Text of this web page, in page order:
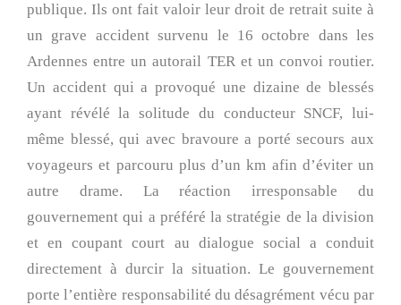
publique. Ils ont fait valoir leur droit de retrait suite à
un grave accident survenu le 16 octobre dans les
Ardennes entre un autorail TER et un convoi routier.
Un accident qui a provoqué une dizaine de blessés
ayant révélé la solitude du conducteur SNCF, lui-
même blessé, qui avec bravoure a porté secours aux
voyageurs et parcouru plus d’un km afin d’éviter un
autre drame. La réaction irresponsable du
gouvernement qui a préféré la stratégie de la division
et en coupant court au dialogue social a conduit
directement à durcir la situation. Le gouvernement
porte l’entière responsabilité du désagrément vécu par